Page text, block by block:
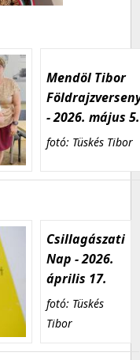
Mendöl Tibor
- 2026. május 5.
fotó: Tüskés Tibor
Csillagászati
Nap - 2026.
április 17.
fotó: Tüskés
Tibor